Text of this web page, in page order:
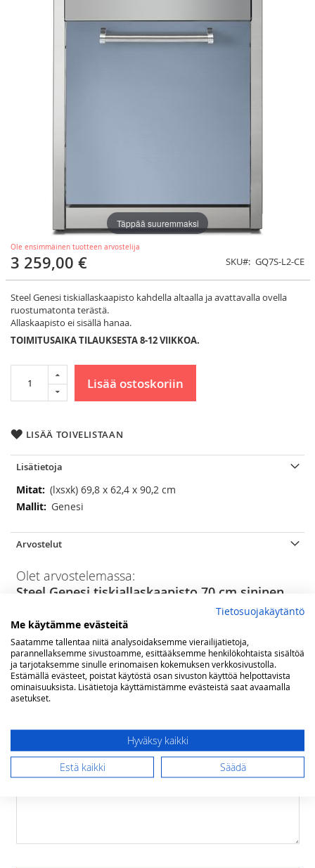
Ole ensimmäinen tuotteen arvostelija
3 259,00 € SKU GQ7S-L2-CE
Steel Genesi tiskiallaskaapisto kahdella altaalla ja avattavalla ovella
ruostumatonta terästä.
Allaskaapisto ei sisällä hanaa.
TOIMITUSAIKA TILAUKSESTA 8-12 VIIKKOA.
Lisää ostoskoriin
LISÄÄ TOIVELISTAAN
Täppää suuremmaksi
Lisätietoja
Lisätietoja(lxsxk) 69,8 x 62,4 x 90,2 cm
Genesi
Arvostelut
Olet arvostelemassa:
Steel Genesi tiskiallaskaapisto 70 cm sininen
1
star
2
stars
3
stars
4
stars
5
stars
Nimimerkki
Yhteenveto
Tietosuojakäytäntö
Me käytämme evästeitä
Saatamme tallentaa niitä analysoidaksemme vierailijatietoja,
parannellaksemme sivustoamme, esittääksemme henkilökohtaista sisältöä
ja tarjotaksemme sinulle erinomaisen kokemuksen verkkosivustolla.
Estämällä evästeet, poistat käytöstä osan sivuston käyttöä helpottavista
ominaisuuksista. Lisätietoja käyttämistämme evästeistä saat avaamalla
asetukset.
Hyväksy kaikki
Estä kaikki Säädä